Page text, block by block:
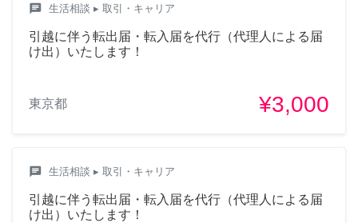
chat 生活相談 ▸ 取引・キャリア
引越に伴う転出届・転入届を代行（代理人による届
け出）いたします！
東京都 ¥3,000
chat 生活相談 ▸ 取引・キャリア
引越に伴う転出届・転入届を代行（代理人による届
け出）いたします！